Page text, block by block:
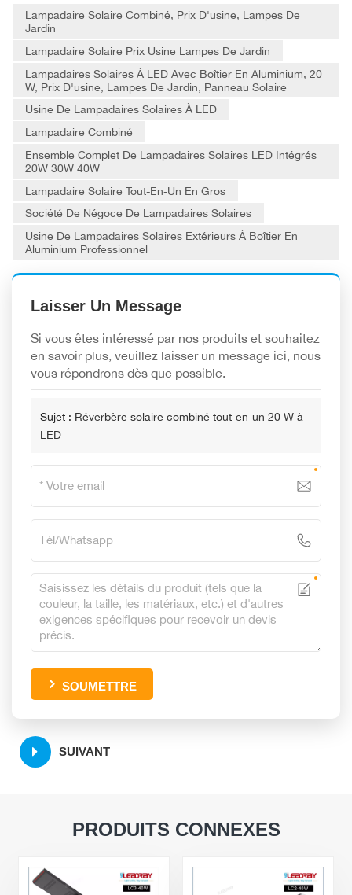
Lampadaire Solaire Combiné, Prix D'usine, Lampes De
Jardin
Lampadaire Solaire Prix Usine Lampes De Jardin
Lampadaires Solaires À LED Avec Boîtier En Aluminium, 20
W, Prix D'usine, Lampes De Jardin, Panneau Solaire
Usine De Lampadaires Solaires À LED
Lampadaire Combiné
Ensemble Complet De Lampadaires Solaires LED Intégrés
20W 30W 40W
Lampadaire Solaire Tout-En-Un En Gros
Société De Négoce De Lampadaires Solaires
Usine De Lampadaires Solaires Extérieurs À Boîtier En
Aluminium Professionnel
Laisser Un Message
Si vous êtes intéressé par nos produits et souhaitez
en savoir plus, veuillez laisser un message ici, nous
vous répondrons dès que possible.
Sujet : Réverbère solaire combiné tout-en-un 20 W à
LED
SOUMETTRE
SUIVANT
PRODUITS CONNEXES